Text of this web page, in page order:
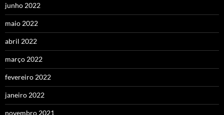
junho 2022
maio 2022
abril 2022
março 2022
fevereiro 2022
janeiro 2022
novembro 2021